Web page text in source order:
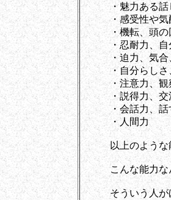
・魅力ある話
・感受性や気
・機転、頭の回
・忍耐力、自分
・迫力、気合
・自分らしさ
・注意力、観
・説得力、交
・会話力、話
・人間力
以上のような能
こんな能力なん
そういう人がほ